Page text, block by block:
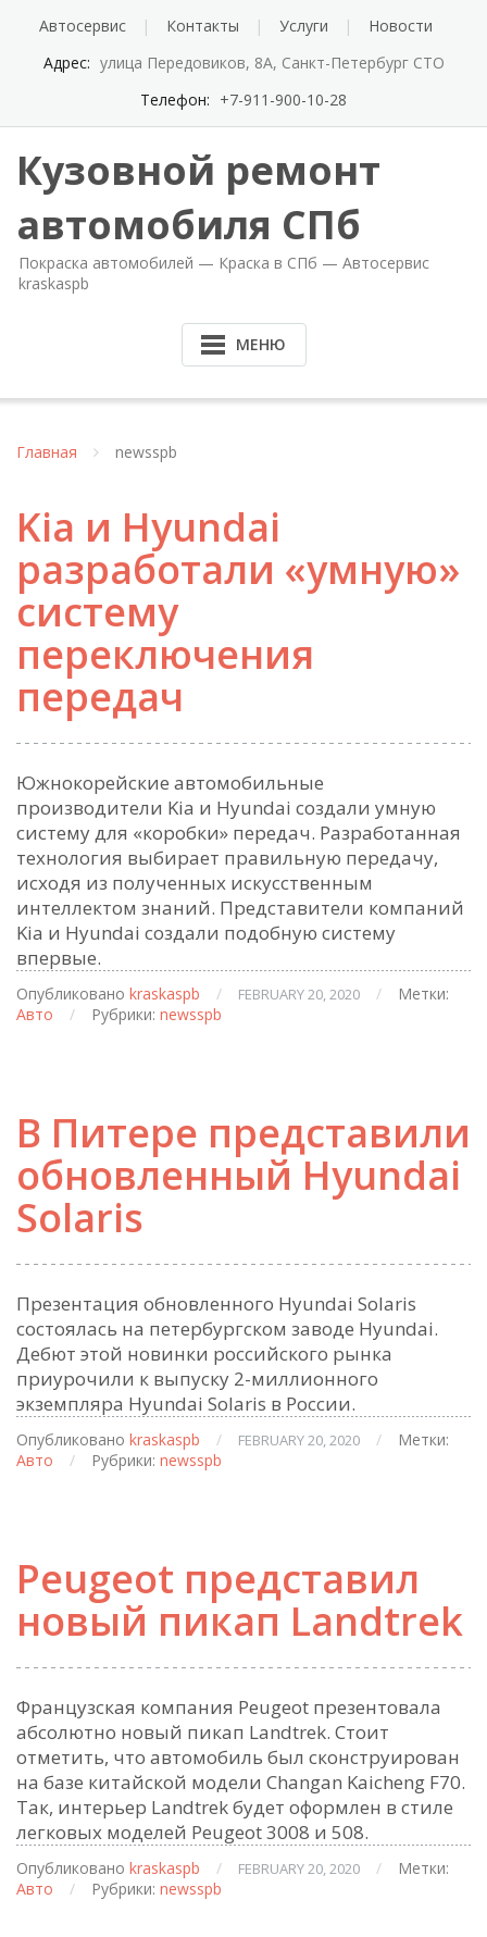
Автосервис Контакты Услуги
Новости
Адрес: улица Передовиков, 8А, Санкт-Петербург СТО
Телефон: +7-911-900-10-28
Кузовной ремонт
автомобиля СПб
Покраска автомобилей — Краска в СПб — Автосервис
kraskaspb
МЕНЮ
Главная newsspb
Kia и Hyundai
разработали «умную»
систему
переключения
передач
Южнокорейские автомобильные
производители Kia и Hyundai создали умную
систему для «коробки» передач. Разработанная
технология выбирает правильную передачу,
исходя из полученных искусственным
интеллектом знаний. Представители компаний
Kia и Hyundai создали подобную систему
впервые.
Опубликовано kraskaspb / FEBRUARY 20, 2020 /
Метки:
Авто
/ Рубрики: newsspb
В Питере представили
обновленный Hyundai
Solaris
Презентация обновленного Hyundai Solaris
состоялась на петербургском заводе Hyundai.
Дебют этой новинки российского рынка
приурочили к выпуску 2-миллионного
экземпляра Hyundai Solaris в России.
Опубликовано kraskaspb / FEBRUARY 20, 2020 /
Метки:
Авто
/ Рубрики: newsspb
Peugeot представил
новый пикап Landtrek
Французская компания Peugeot презентовала
абсолютно новый пикап Landtrek. Стоит
отметить, что автомобиль был сконструирован
на базе китайской модели Changan Kaicheng F70.
Так, интерьер Landtrek будет оформлен в стиле
легковых моделей Peugeot 3008 и 508.
Опубликовано kraskaspb / FEBRUARY 20, 2020 /
Метки:
Авто
/ Рубрики: newsspb